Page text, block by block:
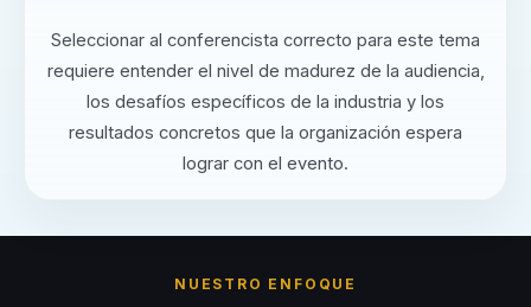
Seleccionar al conferencista correcto para este tema
requiere entender el nivel de madurez de la audiencia,
los desafíos específicos de la industria y los
resultados concretos que la organización espera
lograr con el evento.
NUESTRO ENFOQUE